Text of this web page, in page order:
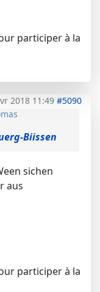
participer à la
2018 11:49 #5090
Biissen
sichen
aus
participer à la